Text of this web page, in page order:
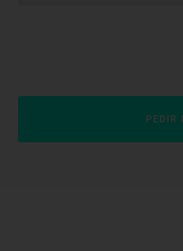
PEDIR